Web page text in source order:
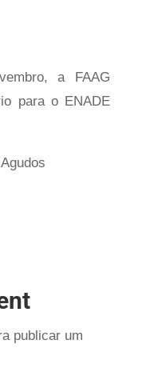
a FAAG
para o ENADE
publicar um